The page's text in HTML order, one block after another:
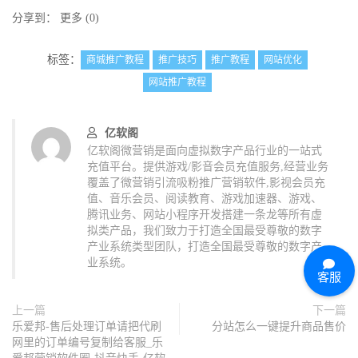
分享到： 更多 (0)
标签： 商城推广教程 推广技巧 推广教程
网站优化
网站推广教程
亿软阁
亿软阁微营销是面向虚拟数字产品行业的一站式
充值平台。提供游戏/影音会员充值服务,经营业务
覆盖了微营销引流吸粉推广营销软件,影视会员充
值、音乐会员、阅读教育、游戏加速器、游戏、
腾讯业务、网站小程序开发搭建一条龙等所有虚
拟类产品，我们致力于打造全国最受尊敬的数字
产业系统类型团队，打造全国最受尊敬的数字产
业系统。
上一篇
乐爱邦-售后处理订单请把代刷
网里的订单编号复制给客服_乐
下一篇
分站怎么一键提升商品售价
客服